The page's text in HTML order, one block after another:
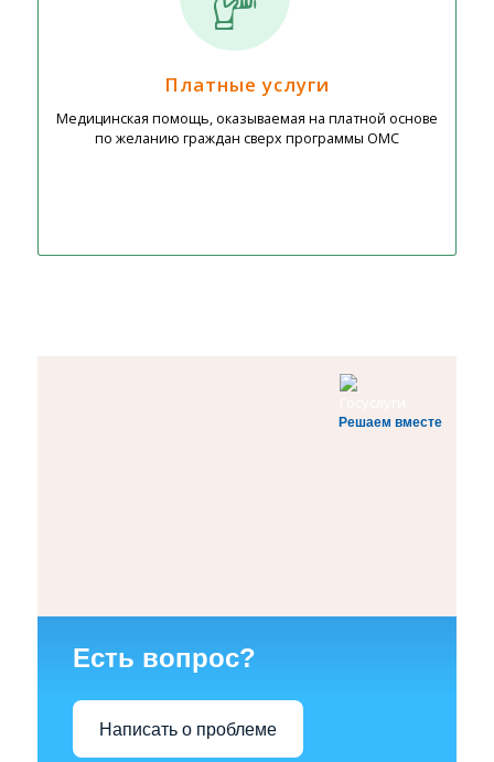
Платные услуги
Медицинская помощь, оказываемая на платной основе
по желанию граждан сверх программы ОМС
Решаем вместе
Есть вопрос?
Написать о проблеме